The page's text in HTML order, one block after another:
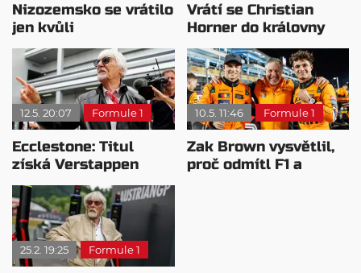
Nizozemsko se vrátilo
jen kvůli
Verstappenovi, říká
Ecclestone
Vrátí se Christian
Horner do královny
motorsportu?
12.5. 20:07 Formule 1
Ecclestone: Titul
získá Verstappen
nebo Antonelli
10.5. 11:46 Formule 1
Zak Brown vysvětlil,
proč odmítl F1 a
25.2. 19:25 Formule 1